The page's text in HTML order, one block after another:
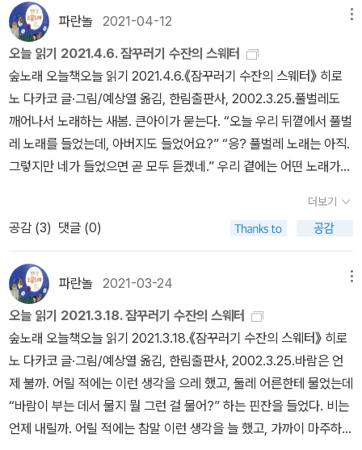
을 새로 얻기까지 어떤 하루를 보내는가를 들려줍니다. 일본에서는 1
997년에 처음 나온 그림책인데 ‘시골에 아이가 드물다’고 나와요. 시
골순이인 ‘수잔’은 할머니 심부름뿐 아니라 이웃집 할매랑 할배가 바
라는 심부름까지 맡으며 큰고을(읍내)로 가지요. 이 아이 곁에는 ‘낡
은’ 뒤에 쓰레기가 될 살림이 하나도 없습니다. 손수 짓고 가꾸고 사랑
으로 돌보거든요.#ねぼすけスーザのセーター#広野多珂子ㅅㄴ
ㄹ
파란놀 2021-04-12
오늘 읽기 2021.4.6. 잠꾸러기 수잔의 스웨터
숲노래 오늘책오늘 읽기 2021.4.6.《잠꾸러기 수잔의 스웨터》 히로
노 다카코 글·그림/예상열 옮김, 한림출판사, 2002.3.25.풀벌레도
깨어나서 노래하는 새봄. 큰아이가 묻는다. “오늘 우리 뒤꼍에서 풀벌
레 노래를 들었는데, 아버지도 들었어요?” “응? 풀벌레 노래는 아직.
그렇지만 네가 들었으면 곧 모두 듣겠네.” 우리 곁에는 어떤 노래가
래를 켜는 빛살일까? 동무님 두 손은 어떤 노래를 타는 숨빛일까?
《잠꾸러기 수잔의 스웨터》를 새로 장만해서 천천히 되읽는다. 《보리
국어사전》을 엮을 무렵 이 그림책을 처음 만났고, 큰아이가 갓 태어난
즈음에 다시 챙겨서 읽다가, 두 아이가 훌쩍 자란 이즈음 새삼스레 읽
는다. 오래오래 사랑받을 이야기로 히로노 다카코 님 그림책을 꼽는
다. 엘사 베스코브 님하고 살짝 결이 다르면서 마음빛은 엇비슷하다.
아이가 숲을 바라보고 사랑하도록 넌지시 이끌고, 아이 나름대로 들
빛을 머금으면서 살림살이를 포근하게 어루만진다. 예전에 《펠레의
새 옷》하고 이 그림책하고 《안나의 빨간 외투》를 나란히 놓고서 읽었
다. 나는 이 세 가지 그림책 곁에 《하루거리》를 함께 놓고서 읽는다.
네 가지 그림책은 ‘어린이 + 살림 + 마을 + 숲’을 따사로이 엮어서 이
더보기
공감 (3) 댓글 (0)
파란놀 2021-03-24
오늘 읽기 2021.3.18. 잠꾸러기 수잔의 스웨터
숲노래 오늘책오늘 읽기 2021.3.18.《잠꾸러기 수잔의 스웨터》 히로
노 다카코 글·그림/예상열 옮김, 한림출판사, 2002.3.25.바람은 언
제 불까. 어릴 적에는 이런 생각을 으레 했고, 둘레 어른한테 물었는데
“바람이 부는 데서 물지 뭘 그런 걸 물어?” 하는 핀잔을 들었다. 비는
언제 내릴까. 어릴 적에는 참말 이런 생각을 늘 했고, 가까이 마주하는